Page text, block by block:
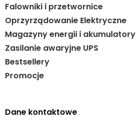
Falowniki i przetwornice
Oprzyrządowanie Elektryczne
Magazyny energii i akumulatory
Zasilanie awaryjne UPS
Bestsellery
Promocje
Dane kontaktowe